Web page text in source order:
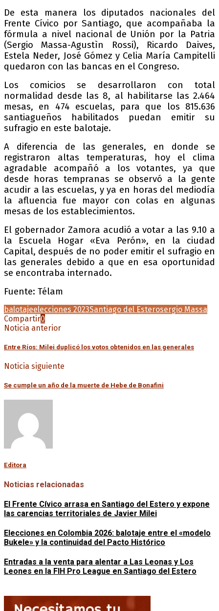
De esta manera los diputados nacionales del
Frente Cívico por Santiago, que acompañaba la
fórmula a nivel nacional de Unión por la Patria
(Sergio Massa-Agustìn Rossi), Ricardo Daives,
Estela Neder, José Gómez y Celia María Campitelli
quedaron con las bancas en el Congreso.
Los comicios se desarrollaron con total
normalidad desde las 8, al habilitarse las 2.464
mesas, en 474 escuelas, para que los 815.636
santiagueños habilitados puedan emitir su
sufragio en este balotaje.
A diferencia de las generales, en donde se
registraron altas temperaturas, hoy el clima
agradable acompañó a los votantes, ya que
desde horas tempranas se observó a la gente
acudir a las escuelas, y ya en horas del mediodía
la afluencia fue mayor con colas en algunas
mesas de los establecimientos.
El gobernador Zamora acudió a votar a las 9.10 a
la Escuela Hogar «Eva Perón», en la ciudad
Capital, después de no poder emitir el sufragio en
las generales debido a que en esa oportunidad
se encontraba internado.
Fuente: Télam
balotajeelecciones 2023Santiago del Esterosergio Massa
Compartir0
Noticia anterior
Entre Ríos: Milei duplicó los votos obtenidos en las generales
Noticia siguiente
Se cumple un año de la muerte de Hebe de Bonafini
Editora
Noticias relacionadas
El Frente Cívico arrasa en Santiago del Estero y expone
las carencias territoriales de Javier Milei
Elecciones en Colombia 2026: balotaje entre el «modelo
Bukele» y la continuidad del Pacto Histórico
Entradas a la venta para alentar a Las Leonas y Los
Leones en la FIH Pro League en Santiago del Estero